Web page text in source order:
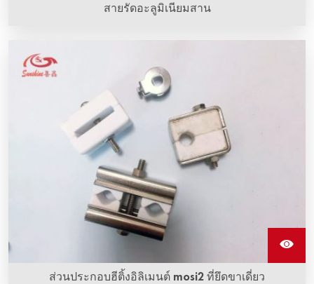
สายรัดอะลูมิเนียมสาน
สายรัดอะลูมิเนียมสานทําจากลวดอะลูมิเนียมหลายเส้น ยืดหยุ่น
และนําไฟฟ้าได้ดี ซึ่งใช้เชื่อมต่อท่อคาร์บอนซิลิกอนที่ทําความ
ร้อนเพื่อส่งกระแสไฟฟ้า
ส่วนประกอบฮีติ้งอิลิเมนต์ mosi2 ที่ยึดขาเดี่ยว